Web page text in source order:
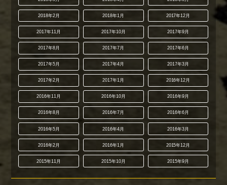
2018年2月 2018年1月 2017年12月
2017年11月 2017年10月 2017年9月
2017年8月 2017年7月 2017年6月
2017年5月 2017年4月 2017年3月
2017年2月 2017年1月 2016年12月
2016年11月 2016年10月 2016年9月
2016年8月 2016年7月 2016年6月
2016年5月 2016年4月 2016年3月
2016年2月 2016年1月 2015年12月
2015年11月 2015年10月 2015年9月